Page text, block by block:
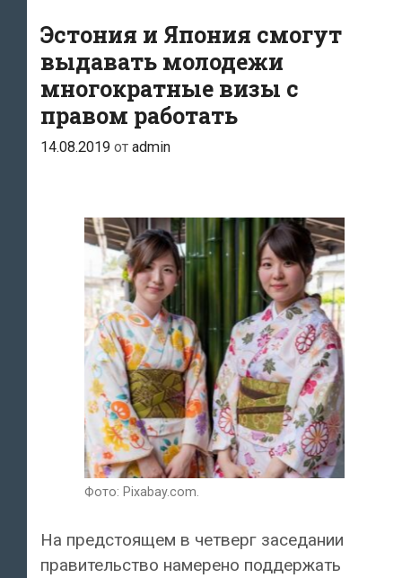
Эстония и Япония смогут
выдавать молодежи
многократные визы с
правом работать
14.08.2019 от admin
Фото: Pixabay.com.
На предстоящем в четверг заседании
правительство намерено поддержать